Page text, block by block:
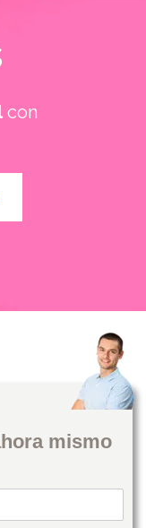
con
mismo